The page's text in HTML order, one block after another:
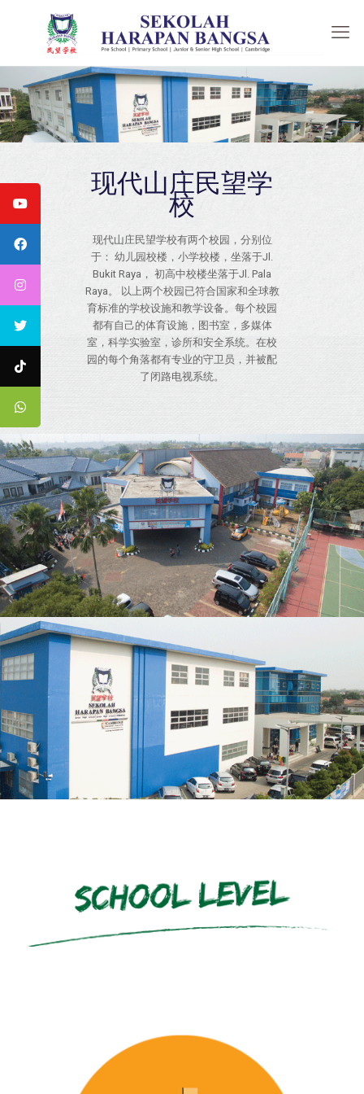
现代山庄民望学
校
现代山庄民望学校有两个校园，分别位
于： 幼儿园校楼，小学校楼，坐落于Jl.
Bukit Raya， 初高中校楼坐落于Jl. Pala
Raya。 以上两个校园已符合国家和全球教
育标准的学校设施和教学设备。每个校园
都有自己的体育设施，图书室，多媒体
室，科学实验室，诊所和安全系统。在校
园的每个角落都有专业的守卫员，并被配
了闭路电视系统。